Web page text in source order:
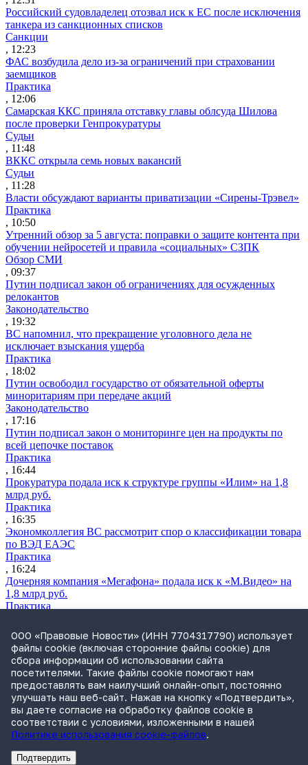
Российский судовладелец отозвал иск к ЕС после исключения
танкера из санкционных списков
Санкции
, 12:23
ФАС возбудила дело из-за ограничений при страховании
заемщиков
Практика
, 12:06
Самарская ККС приняла отставку главы облсуда Шилова
после проверки Генпрокуратуры
Судьи
, 11:48
ВККС открыла семь новых вакансий
Судьи
, 11:28
Власти обсуждают варианты приватизации «Сирены-Трэвел»
Практика
, 10:50
Утренний обзор за 5 августа: поправки о защите контента при
обучении нейросетей и правила «социальных» СЗПК
Обзор СМИ
, 09:37
Путин подписал закон об ограничениях для осужденных
релокантов
Законодательство
, 19:32
ВС напомнил, что прекращение уголовного дела не
исключает взыскания ущерба
Практика
, 18:02
Путин освободил государство от обязательной оферты
миноритариям при передаче акций
Законодательство
, 17:16
Путин подписал закон о мониторинге цен на продукты по
всей цепочке поставок
Практика
, 16:44
Прокуратура подала иск к структуре группы «Илим» на 1,8
млрд руб.
Практика
, 16:35
Экономколлегия ВС рассмотрит спор о классификации товара
по ВЭД ЕАЭС
Практика
, 16:24
Дочерняя компания «Мегафона» подала иск к «М.Видео» на
1,8 млрд руб.
Практика
СИП проверит отмену патента на систему управления
устройствами после возражений «Яндекса»
Практика
, 15:17
Суды 10 стран рассматривают иски российской «дочки»
Google о возврате дивидендов
Международная практика
, 14:09
ООО «Правовые Новости» (ИНН 7704317790) использует
файлы cookie (включая сторонние файлы cookie) для
сбора информации об использовании сайта
посетителями. Такие файлы cookie помогают нам
предоставлять вам наилучший онлайн-опыт, постоянно
улучшать наш веб-сайт. Нажав на кнопку «Подтвердить»,
вы даете согласие на обработку файлов cookie в
соответствии с условиями, изложенными в нашей
Политике использования cookie-файлов.
Подтвердить